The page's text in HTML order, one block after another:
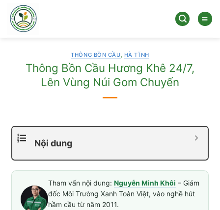
qua
dung
THÔNG BỒN CẦU, HÀ TĨNH
Thông Bồn Cầu Hương Khê 24/7,
Lên Vùng Núi Gom Chuyến
Nội dung
Tham vấn nội dung: Nguyễn Minh Khôi – Giám
đốc Môi Trường Xanh Toàn Việt, vào nghề hút
hầm cầu từ năm 2011.